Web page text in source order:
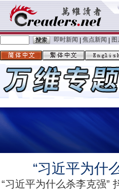
即时新闻 焦点新闻
“习近平为什
“习近平为什么杀李克强”